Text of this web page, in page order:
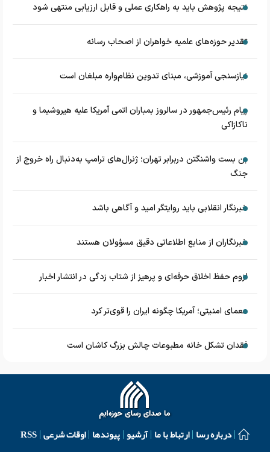
نتیجه پژوهش باید به راهکاری عملی و قابل ارزیابی منتهی شود
تقدیر حوزه‌های علمیه خواهران از اصحاب رسانه
نیازسنجی آموزشی، مبنای تدوین نظام‌واره مبلغان است
پیام رئیس‌جمهور در سالروز بمباران اتمی آمریکا علیه هیروشیما و
ناکازاکی
بن بست واشنگتن دربرابر تهران؛ ژنرال‌های ترامپ به‌دنبال راه خروج از
جنگ
خبرنگار انقلابی باید روایتگر امید و آگاهی باشد
خبرنگاران از منابع اطلاعاتی دقیق مسؤولان هستند
لزوم حفظ اخلاق حرفه‌ای و پرهیز از شتاب زدگی در انتشار اخبار
معمای امنیتی؛ آمریکا چگونه ایران را قوی‌تر کرد
فقدان تشکل خانه مطبوعات چالش بزرگ کاشان است
درباره رسا ارتباط با ما آرشیو پیوندها اوقات شرعی RSS